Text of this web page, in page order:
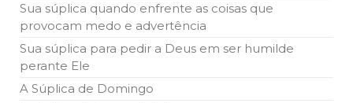
Sua súplica quando enfrente as coisas que
provocam medo e advertência
Sua súplica para pedir a Deus em ser humilde
perante Ele
A Súplica de Domingo